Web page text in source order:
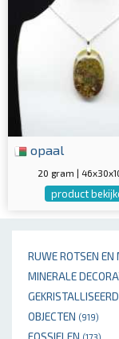
RUWE ROTSEN EN
MINERALE
OBJECTEN (919)
FOSSIELEN
opaal
20 gram |
product